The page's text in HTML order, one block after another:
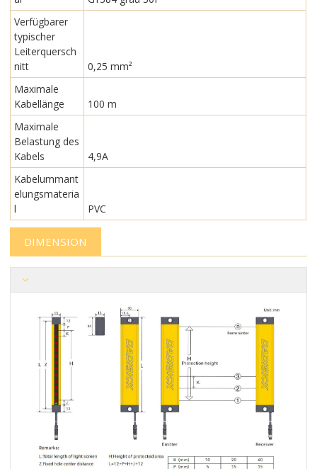
Verfügbarer
typischer
Leiterquersch
nitt
0,25 mm²
Maximale
Kabellänge
100 m
Maximale
Belastung des
Kabels
4,9A
Kabelummant
elungsmateria
l
PVC
DIMENSION